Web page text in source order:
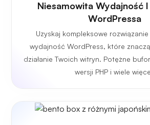
Niesamowita Wydajność
WordPressa
Uzyskaj kompleksowe
wydajność WordPress, które
działanie Twoich witryn. Potężne
wersji PHP i wiele